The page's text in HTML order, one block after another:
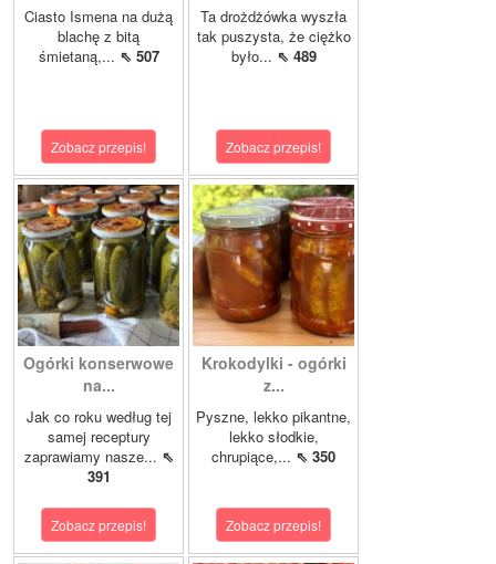
Ciasto Ismena na dużą
blachę z bitą
śmietaną,... ⇖ 507
Zobacz przepis!
Ta drożdżówka wyszła
tak puszysta, że ciężko
było... ⇖ 489
Zobacz przepis!
Ogórki konserwowe
na...
Jak co roku według tej
samej receptury
zaprawiamy nasze... ⇖
391
Zobacz przepis!
Krokodylki - ogórki
z...
Pyszne, lekko pikantne,
lekko słodkie,
chrupiące,... ⇖ 350
Zobacz przepis!